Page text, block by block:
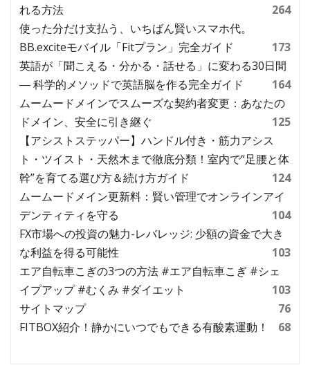
れる方法
264
使った分だけ支払う、いちばん賢いスマホ代。
BB.exciteモバイル「Fitプラン」完全ガイド
173
英語が「聞こえる・分かる・話せる」に変わる30日間
― 科学的メソッドで英語脳を作る完全ガイド
164
ムームードメインでスムーズな契約者変更：あなたの
ドメイン、安全に引き継ぐ
125
【アシストステッパー】ハンドル付き・筋力アシス
ト・ツイスト・天然木まで徹底分類！室内で“足腰と体
幹”を育てる選び方＆続け方ガイド
124
ムームードメイン更新料：賢い管理でオンラインアイ
デンティティを守る
104
FX市場への投資の魅力-レバレッジ: 少額の資金で大き
な利益を得る可能性
103
エア自転車こぎの3つの方法 #エア自転車こぎ #シェ
イプアップ #むくみ #ダイエット
103
サイトマップ
76
FITBOX紹介！静かにいつでもできる有酸素運動！
68